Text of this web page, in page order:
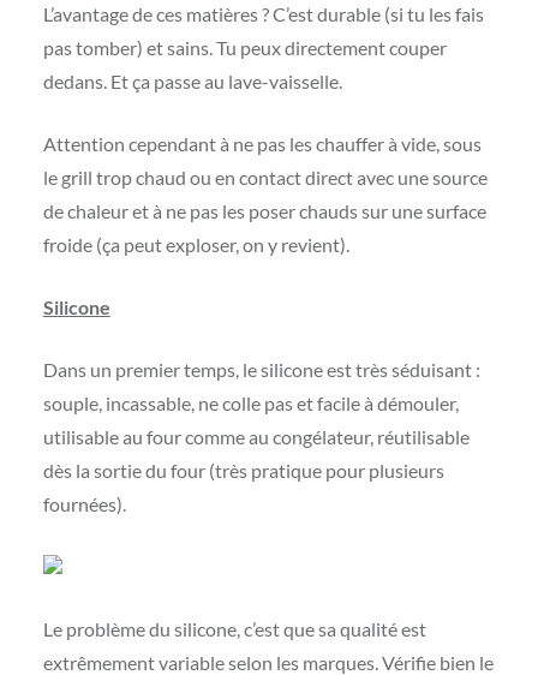
L’avantage de ces matières ? C’est durable (si tu les fais
pas tomber) et sains. Tu peux directement couper
dedans. Et ça passe au lave-vaisselle.
Attention cependant à ne pas les chauffer à vide, sous
le grill trop chaud ou en contact direct avec une source
de chaleur et à ne pas les poser chauds sur une surface
froide (ça peut exploser, on y revient).
Silicone
Dans un premier temps, le silicone est très séduisant :
souple, incassable, ne colle pas et facile à démouler,
utilisable au four comme au congélateur, réutilisable
dès la sortie du four (très pratique pour plusieurs
fournées).
Le problème du silicone, c’est que sa qualité est
extrêmement variable selon les marques. Vérifie bien le